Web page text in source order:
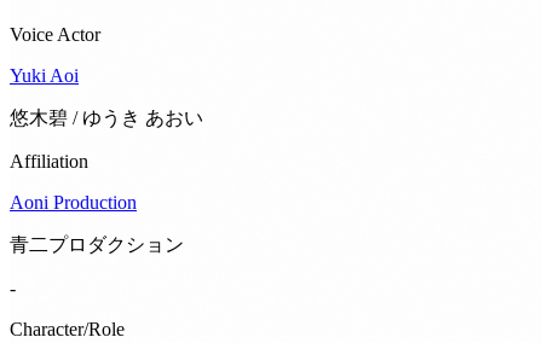
Voice Actor
Yuki Aoi
悠木碧 / ゆうき あおい
Affiliation
Aoni Production
青二プロダクション
-
Character/Role